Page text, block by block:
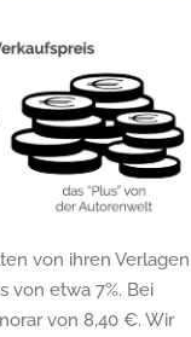
von ihren Verlagen
von etwa 7%. Bei
von 8,40 €. Wir